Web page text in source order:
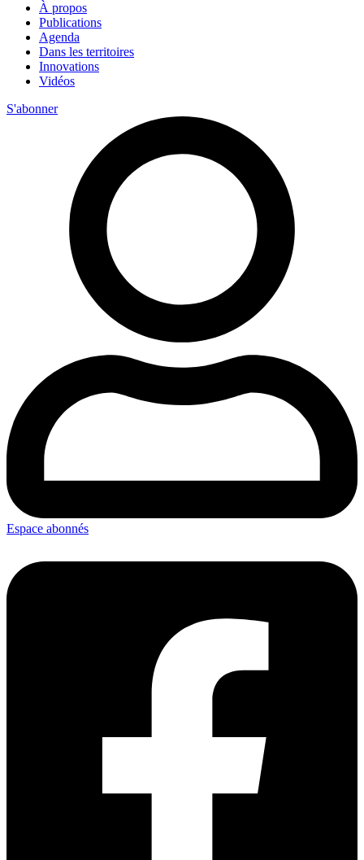
À propos
Publications
Agenda
Dans les territoires
Innovations
Vidéos
S'abonner
Espace abonnés